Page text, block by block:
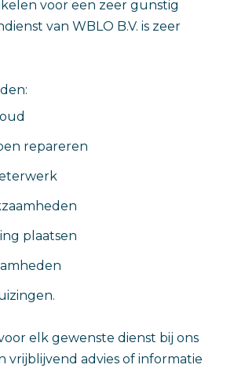
voor een zeer gunstig
van WBLO B.V. is zeer
repareren
plaatsen
elk gewenste dienst bij ons
vrijblijvend advies of informatie